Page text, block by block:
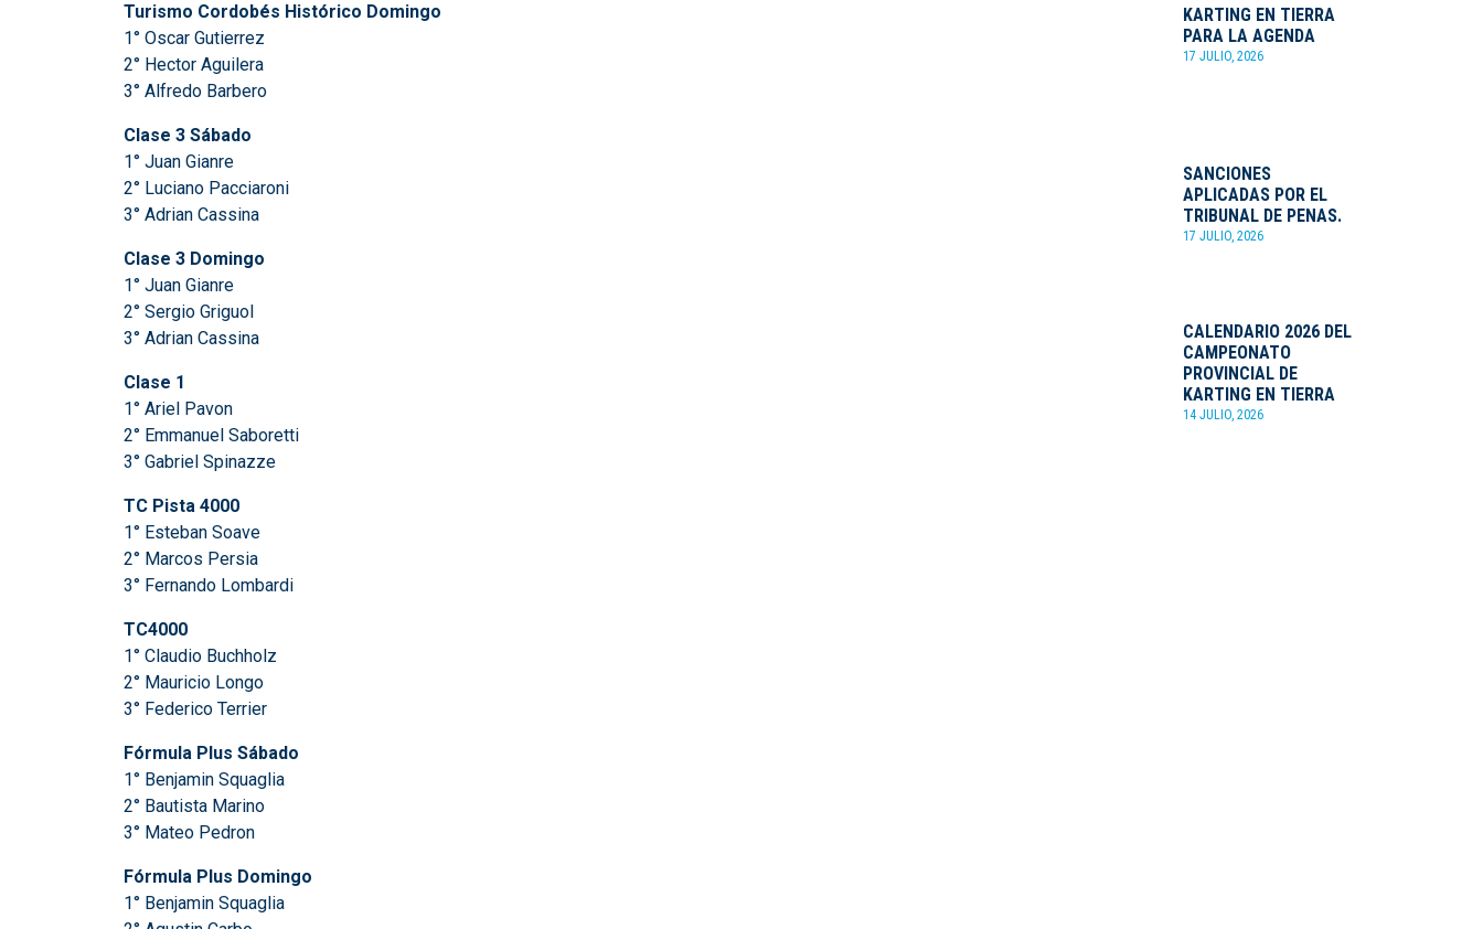
Turismo Cordobés Histórico Domingo
1° Oscar Gutierrez
2° Hector Aguilera
3° Alfredo Barbero
Clase 3 Sábado
1° Juan Gianre
2° Luciano Pacciaroni
3° Adrian Cassina
Clase 3 Domingo
1° Juan Gianre
2° Sergio Griguol
3° Adrian Cassina
Clase 1
1° Ariel Pavon
2° Emmanuel Saboretti
3° Gabriel Spinazze
TC Pista 4000
1° Esteban Soave
2° Marcos Persia
3° Fernando Lombardi
TC4000
1° Claudio Buchholz
2° Mauricio Longo
3° Federico Terrier
Fórmula Plus Sábado
1° Benjamin Squaglia
2° Bautista Marino
3° Mateo Pedron
Fórmula Plus Domingo
1° Benjamin Squaglia
KARTING EN TIERRA
PARA LA AGENDA
17 JULIO, 2026
SANCIONES
APLICADAS POR EL
TRIBUNAL DE PENAS.
17 JULIO, 2026
CALENDARIO 2026 DEL
CAMPEONATO
PROVINCIAL DE
KARTING EN TIERRA
14 JULIO, 2026